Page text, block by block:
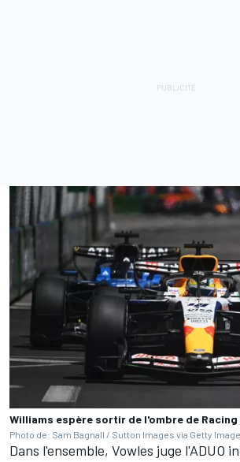
Williams espère sortir de l'ombre de Racing
Photo de: Sam Bagnall / Sutton Images via Getty
Dans l'ensemble, Vowles juge l'ADUO